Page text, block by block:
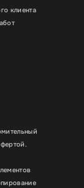
клиента